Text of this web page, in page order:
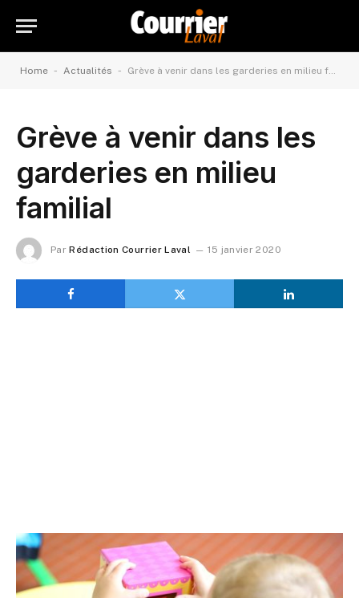
Home - Actualités - Grève à venir dans les garderies en milieu familial
Grève à venir dans les
garderies en milieu
familial
Par Rédaction Courrier Laval 15 janvier 2020